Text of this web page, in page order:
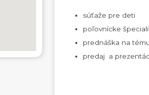
súťaže pre deti
poľovnícke
prednáška na
predaj a